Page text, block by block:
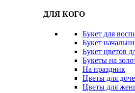
ДЛЯ КОГО
Букет для
Букет
Букет цветов
Букеты на
На праздник
Цветы для
Цветы для